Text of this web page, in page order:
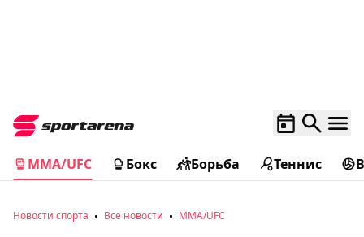
MMA/UFC Бокс Борьба Теннис
Новости спорта Все новости MMA/UFC